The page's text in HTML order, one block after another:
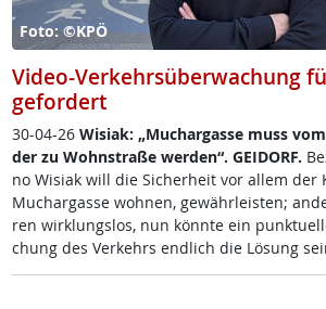
Foto: ©KPÖ
Video-Verkehrsüberwachung
gefordert
30-04-26 Wi­siak: „Much­ar­gas­se muss
der zu Wohn­stra­ße wer­den“. GEI­DORF.
no Wi­siak will die Si­cher­heit vor al­lem der
Much­ar­gas­se woh­nen, ge­währ­leis­ten;
ren wir­k­lungs­los, nun könn­te ein
chung des Ver­kehrs end­lich die Lö­sung